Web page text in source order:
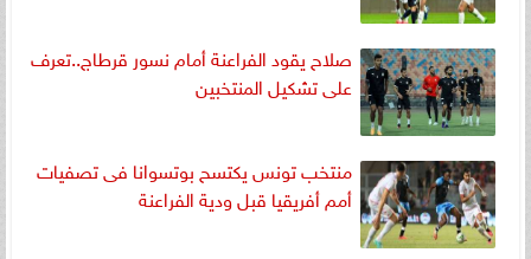
صلاح يقود الفراعنة أمام نسور قرطاج..تعرف
على تشكيل المنتخبين
منتخب تونس يكتسح بوتسوانا فى تصفيات
أمم أفريقيا قبل ودية الفراعنة